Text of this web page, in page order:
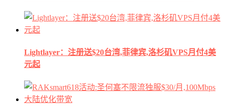
Lightlayer：注册送$20台湾,菲律宾,洛杉矶VPS月付4美
元起